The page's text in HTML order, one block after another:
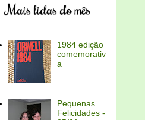
Mais lidas do mês
1984 edição
comemorativ
a
Pequenas
Felicidades -